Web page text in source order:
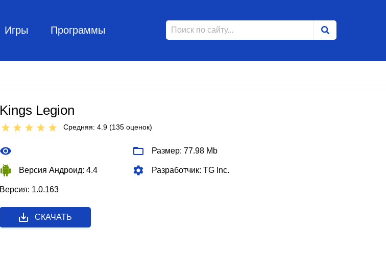
Игры Программы
Kings Legion
Средняя: 4.9 (135 оценок)
Размер: 77.98 Mb
Версия Андроид: 4.4 Разработчик: TG Inc.
Версия: 1.0.163
СКАЧАТЬ